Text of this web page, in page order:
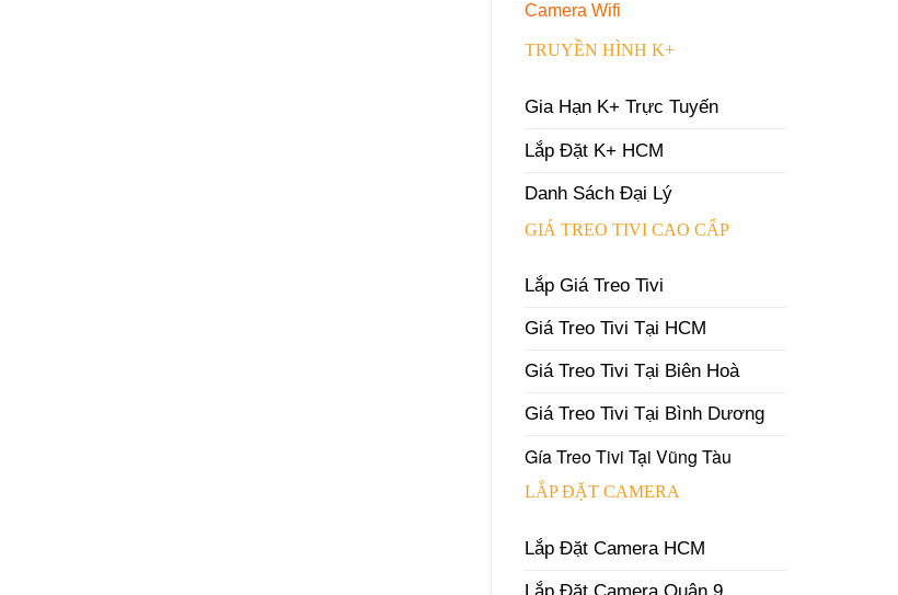
Camera Wifi
TRUYỀN HÌNH K+
Gia Hạn K+ Trực Tuyến
Lắp Đặt K+ HCM
Danh Sách Đại Lý
GIÁ TREO TIVI CAO CẤP
Lắp Giá Treo Tivi
Giá Treo Tivi Tại HCM
Giá Treo Tivi Tại Biên Hoà
Giá Treo Tivi Tại Bình Dương
Gía Treo Tivi Tại Vũng Tàu
LẮP ĐẶT CAMERA
Lắp Đặt Camera HCM